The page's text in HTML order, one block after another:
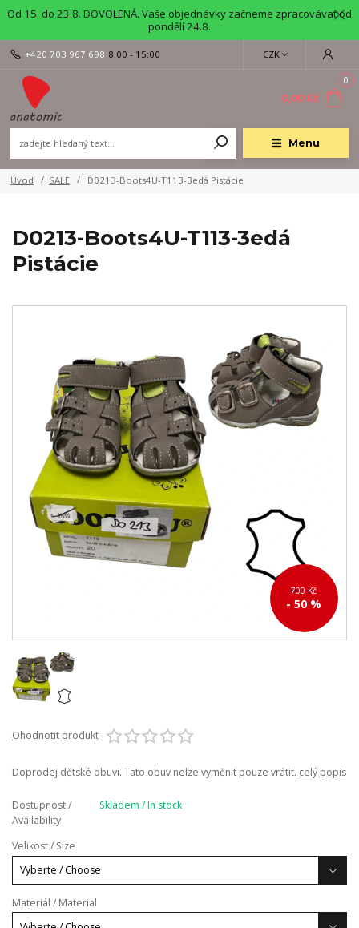
Od 15. do 23.8. DOVOLENÁ. Vaše objednávky začneme zpracovávat od
pondělí 24.8.
Menu
CZK
+420 703 967 698 8:00 - 15:00
0
0,00 Kč
Úvod SALE D0213-Boots4U-T113-3edá Pistácie
D0213-Boots4U-T113-3edá
Pistácie
700 Kč
- 50 %
Ohodnotit produkt
Doprodej dětské obuvi. Tato obuv nelze vyměnit pouze vrátit. celý popis
Dostupnost /
Availability
Skladem / In stock
Velikost / Size
Materiál / Material